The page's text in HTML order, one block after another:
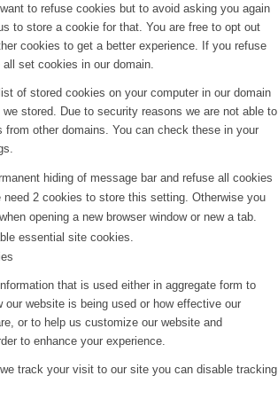
to refuse cookies but to avoid asking you again
to store a cookie for that. You are free to opt out
cookies to get a better experience. If you refuse
set cookies in our domain.
of stored cookies on your computer in our domain
stored. Due to security reasons we are not able to
from other domains. You can check these in your
hiding of message bar and refuse all cookies
2 cookies to store this setting. Otherwise you
opening a new browser window or new a tab.
essential site cookies.
that is used either in aggregate form to
our website is being used or how effective our
or to help us customize our website and
to enhance your experience.
track your visit to our site you can disable tracking